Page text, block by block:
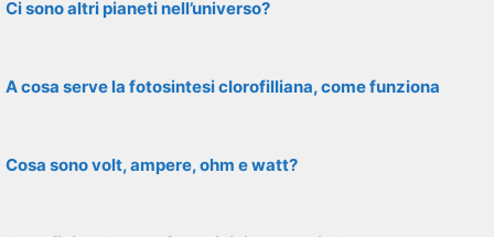
Ci sono altri pianeti nell’universo?
A cosa serve la fotosintesi clorofilliana, come funziona
Cosa sono volt, ampere, ohm e watt?